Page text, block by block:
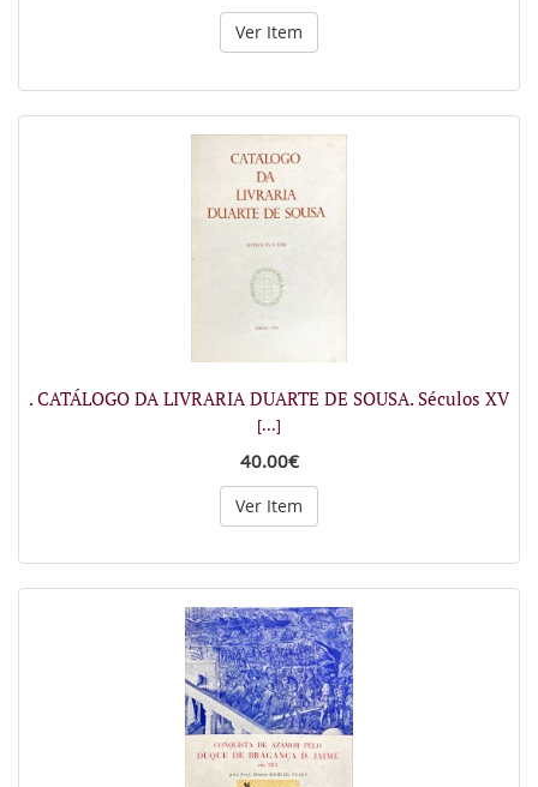
Ver Item
. CATÁLOGO DA LIVRARIA DUARTE DE SOUSA. Séculos XV
[...]
40.00€
Ver Item